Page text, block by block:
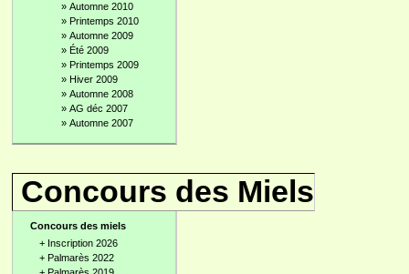
» Automne 2010
» Printemps 2010
» Automne 2009
» Été 2009
» Printemps 2009
» Hiver 2009
» Automne 2008
» AG déc 2007
» Automne 2007
Concours des Miels
Concours des miels
+ Inscription 2026
+ Palmarès 2022